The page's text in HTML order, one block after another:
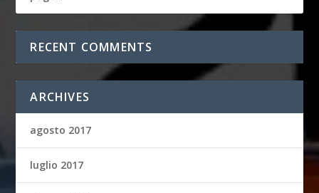
RECENT COMMENTS
ARCHIVES
agosto 2017
luglio 2017